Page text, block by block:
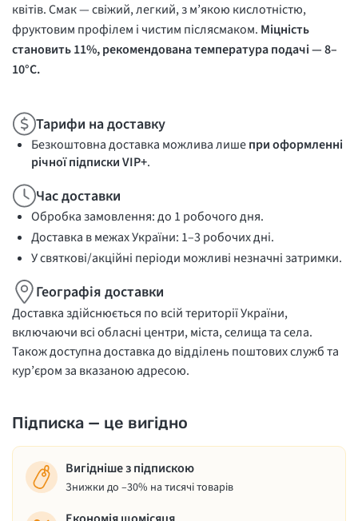
квітів. Смак — свіжий, легкий, з м’якою кислотністю,
фруктовим профілем і чистим післясмаком. Міцність
становить 11%, рекомендована температура подачі — 8–
10°C.
Тарифи на доставку
Безкоштовна доставка можлива лишепри оформленні
річної підписки VIP+.
Час доставки
Обробка замовлення: до 1 робочого дня.
Доставка в межах України: 1–3 робочих дні.
У святкові/акційні періоди можливі незначні затримки.
Географія доставки
Доставка здійснюється по всій території України,
включаючи всі обласні центри, міста, селища та села.
Також доступна доставка до відділень поштових служб та
кур’єром за вказаною адресою.
Підписка — це вигідно
Вигідніше з підпискою
Знижки до –30% на тисячі товарів